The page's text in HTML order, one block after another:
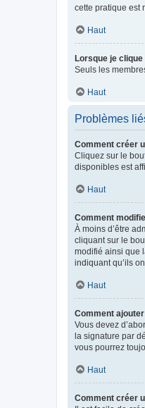
cette pratique est
Haut
Lorsque je
Seuls les
Haut
Problèmes
Comment créer
Cliquez sur le
disponibles est
Haut
Comment
À moins d’être
cliquant sur le
modifié ainsi que
indiquant qu’ils
Haut
Comment
Vous devez
la signature par
vous pourrez
Haut
Comment créer